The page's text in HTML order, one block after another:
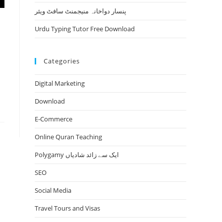
پنسار دواخانہ منیجمنٹ سافٹ ویئر
Urdu Typing Tutor Free Download
Categories
Digital Marketing
Download
E-Commerce
Online Quran Teaching
Polygamy ایک سے زائد شادیاں
SEO
Social Media
Travel Tours and Visas